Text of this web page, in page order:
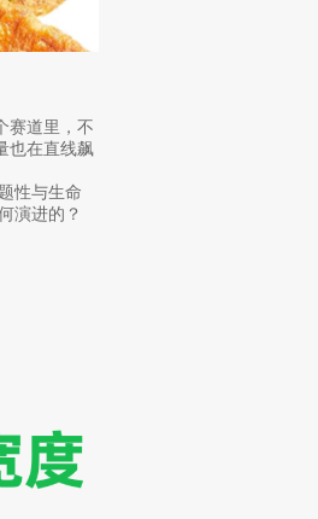
赛道里，不
也在直线飙
性与生命
演进的？